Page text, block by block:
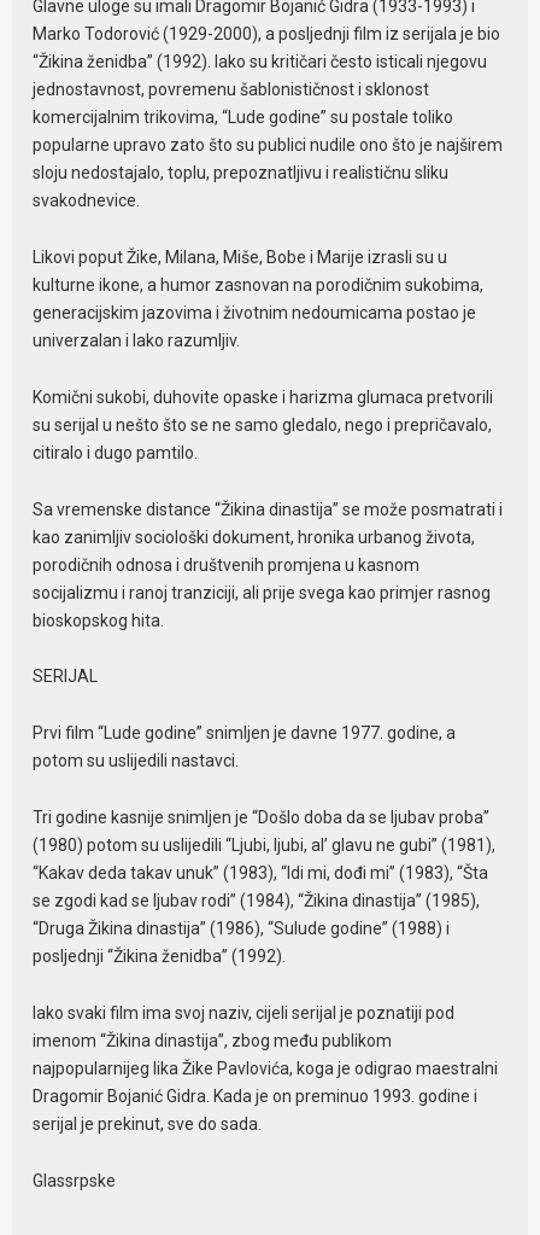
Glavne uloge su imali Dragomir Bojanić Gidra (1933-1993) i
Marko Todorović (1929-2000), a posljednji film iz serijala je bio
“Žikina ženidba” (1992). Iako su kritičari često isticali njegovu
jednostavnost, povremenu šablonističnost i sklonost
komercijalnim trikovima, “Lude godine” su postale toliko
popularne upravo zato što su publici nudile ono što je najširem
sloju nedostajalo, toplu, prepoznatljivu i realističnu sliku
svakodnevice.
Likovi poput Žike, Milana, Miše, Bobe i Marije izrasli su u
kulturne ikone, a humor zasnovan na porodičnim sukobima,
generacijskim jazovima i životnim nedoumicama postao je
univerzalan i lako razumljiv.
Komični sukobi, duhovite opaske i harizma glumaca pretvorili
su serijal u nešto što se ne samo gledalo, nego i prepričavalo,
citiralo i dugo pamtilo.
Sa vremenske distance “Žikina dinastija” se može posmatrati i
kao zanimljiv sociološki dokument, hronika urbanog života,
porodičnih odnosa i društvenih promjena u kasnom
socijalizmu i ranoj tranziciji, ali prije svega kao primjer rasnog
bioskopskog hita.
SERIJAL
Prvi film “Lude godine” snimljen je davne 1977. godine, a
potom su uslijedili nastavci.
Tri godine kasnije snimljen je “Došlo doba da se ljubav proba”
(1980) potom su uslijedili “Ljubi, ljubi, al’ glavu ne gubi” (1981),
“Kakav deda takav unuk” (1983), “Idi mi, dođi mi” (1983), “Šta
se zgodi kad se ljubav rodi” (1984), “Žikina dinastija” (1985),
“Druga Žikina dinastija” (1986), “Sulude godine” (1988) i
posljednji “Žikina ženidba” (1992).
Iako svaki film ima svoj naziv, cijeli serijal je poznatiji pod
imenom “Žikina dinastija”, zbog među publikom
najpopularnijeg lika Žike Pavlovića, koga je odigrao maestralni
Dragomir Bojanić Gidra. Kada je on preminuo 1993. godine i
serijal je prekinut, sve do sada.
Glassrpske